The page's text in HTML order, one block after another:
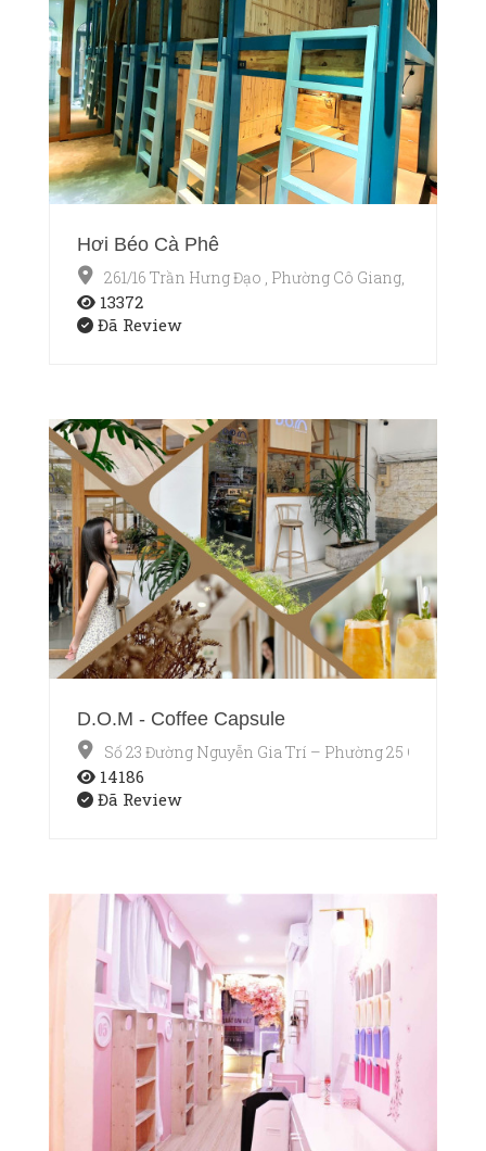
Hơi Béo Cà Phê
261/16 Trần Hưng Đạo , Phường Cô Giang, Quận 1,
13372
Đã Review
D.O.M - Coffee Capsule
Số 23 Đường Nguyễn Gia Trí – Phường 25 Quận
14186
Đã Review